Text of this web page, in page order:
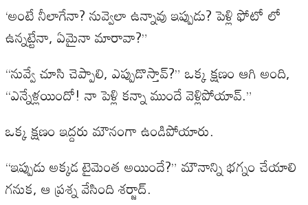
‘అంటే నీలాగేనా? నువ్వెలా ఉన్నావు ఇప్పుడు? పెళ్లి ఫోటో లో
ఉన్నట్టేనా, ఏమైనా మారావా?”
“నువ్వే చూసి చెప్పాలి, ఎప్పుడొస్తావ్?” ఒక్క క్షణం ఆగి అంది,
“ఎన్నేళ్లయిందో! నా పెళ్లి కన్నా ముందే వెళ్లిపోయావ్.”
ఒక్క క్షణం ఇద్దరు మౌనంగా ఉండిపోయారు.
“ఇప్పుడు అక్కడ టైమెంత అయిందే?” మౌనాన్ని భగ్నం చేయాలి
గనుక, ఆ ప్రశ్న వేసింది శర్జాద్.